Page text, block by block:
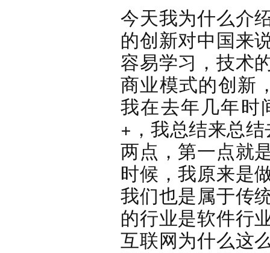
今天我为什么介
的创新对中国来
容易学习，技术
商业模式的创新
我在去年几年时
+，我总结来总
两点，第一点就
时候，我原来是
我们也是属于传
的行业是软件行
互联网为什么这